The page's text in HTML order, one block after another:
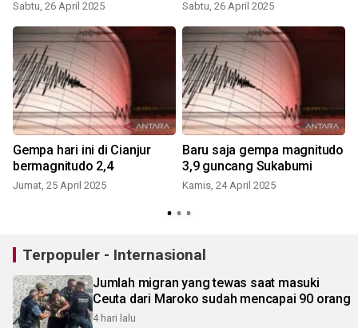
Sabtu, 26 April 2025 Sabtu, 26 April 2025
Gempa hari ini di Cianjur
bermagnitudo 2,4
Jumat, 25 April 2025
Baru saja gempa magnitudo
3,9 guncang Sukabumi
Kamis, 24 April 2025
Terpopuler - Internasional
Jumlah migran yang tewas saat masuki
Ceuta dari Maroko sudah mencapai 90 orang
4 hari lalu